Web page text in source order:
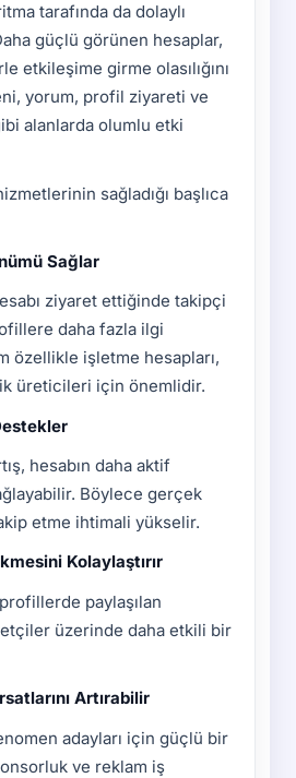
tarafında da dolaylı
güçlü görünen hesaplar,
etkileşime girme olasılığını
yorum, profil ziyareti ve
alanlarda olumlu etki
sağladığı başlıca
Sağlar
ziyaret ettiğinde takipçi
daha fazla ilgi
özellikle işletme hesapları,
üreticileri için önemlidir.
hesabın daha aktif
Böylece gerçek
etme ihtimali yükselir.
Kolaylaştırır
paylaşılan
üzerinde daha etkili bir
Artırabilir
adayları için güçlü bir
ve reklam iş